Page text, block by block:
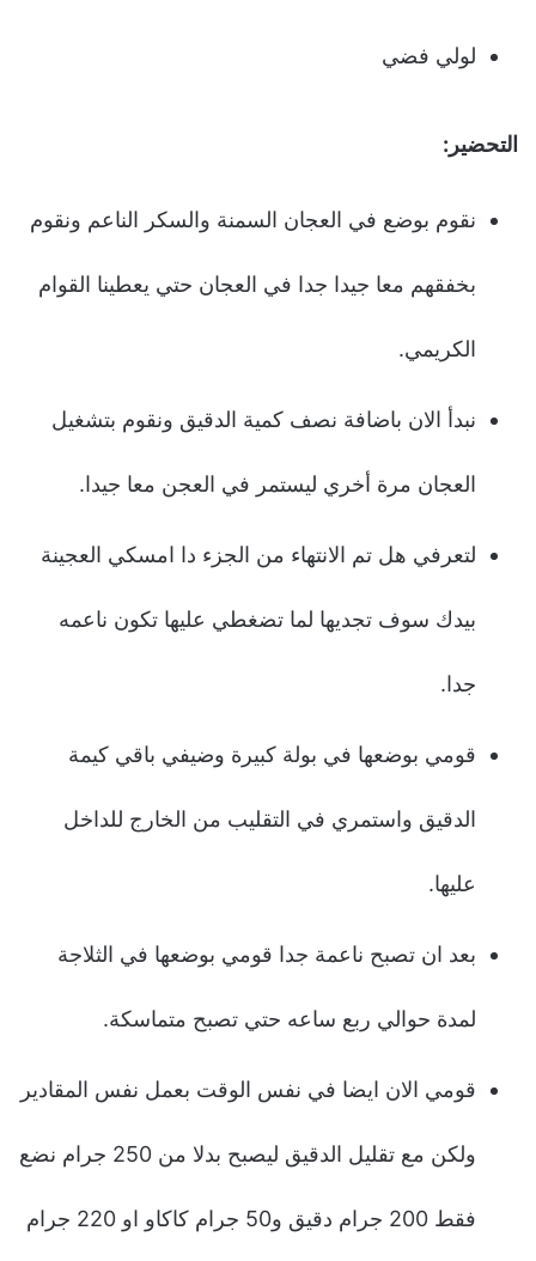
لولي فضي
التحضير:
نقوم بوضع في العجان السمنة والسكر الناعم ونقوم
بخفقهم معا جيدا جدا في العجان حتي يعطينا القوام
الكريمي.
نبدأ الان باضافة نصف كمية الدقيق ونقوم بتشغيل
العجان مرة أخري ليستمر في العجن معا جيدا.
لتعرفي هل تم الانتهاء من الجزء دا امسكي العجينة
بيدك سوف تجديها لما تضغطي عليها تكون ناعمه
جدا.
قومي بوضعها في بولة كبيرة وضيفي باقي كيمة
الدقيق واستمري في التقليب من الخارج للداخل
عليها.
بعد ان تصبح ناعمة جدا قومي بوضعها في الثلاجة
لمدة حوالي ربع ساعه حتي تصبح متماسكة.
قومي الان ايضا في نفس الوقت بعمل نفس المقادير
ولكن مع تقليل الدقيق ليصبح بدلا من 250 جرام نضع
فقط 200 جرام دقيق و50 جرام كاكاو او 220 جرام